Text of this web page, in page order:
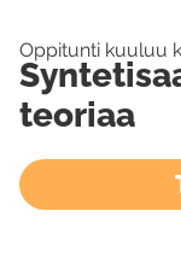
Oppitunti kuuluu
teoriaa